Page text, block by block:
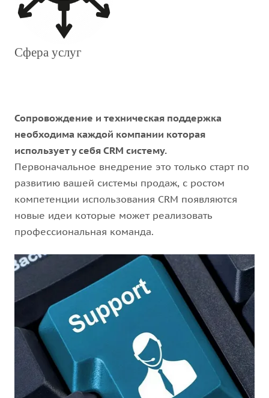
Сфера услуг
Сопровождение и техническая поддержка
необходима каждой компании которая
использует у себя CRM систему.
Первоначальное внедрение это только старт по
развитию вашей системы продаж, с ростом
компетенции использования CRM появляются
новые идеи которые может реализовать
профессиональная команда.